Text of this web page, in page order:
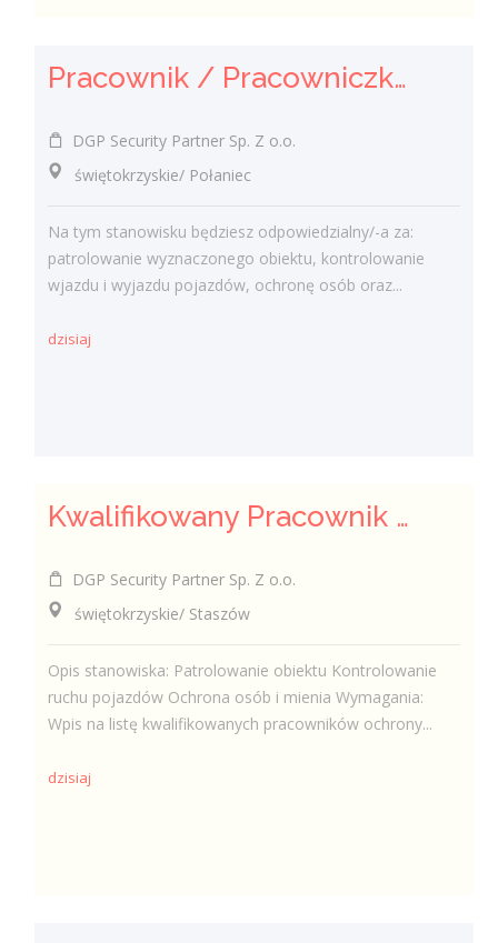
Pracownik / Pracowniczka Ochrony z Pozwoleniem na Broń
DGP Security Partner Sp. Z o.o.
świętokrzyskie/ Połaniec
Na tym stanowisku będziesz odpowiedzialny/-a za:
patrolowanie wyznaczonego obiektu, kontrolowanie
wjazdu i wyjazdu pojazdów, ochronę osób oraz...
dzisiaj
Kwalifikowany Pracownik Ochrony z Pozwoleniem na Broń (K/M)
DGP Security Partner Sp. Z o.o.
świętokrzyskie/ Staszów
Opis stanowiska: Patrolowanie obiektu Kontrolowanie
ruchu pojazdów Ochrona osób i mienia Wymagania:
Wpis na listę kwalifikowanych pracowników ochrony...
dzisiaj